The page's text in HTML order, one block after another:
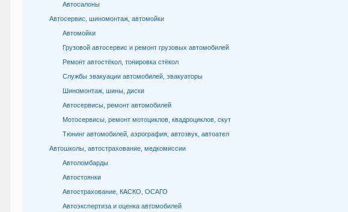
Автосалоны
Автосервис, шиномонтаж, автомойки
Автомойки
Грузовой автосервис и ремонт грузовых автомобилей
Ремонт автостёкол, тонировка стёкол
Службы эвакуации автомобилей, эвакуаторы
Шиномонтаж, шины, диски
Автосервисы, ремонт автомобилей
Мотосервисы, ремонт мотоциклов, квадроциклов, скут
Тюнинг автомобилей, аэрография, автозвук, автоател
Автошколы, автострахование, медкомиссии
Автоломбарды
Автостоянки
Автострахование, КАСКО, ОСАГО
Автоэкспертиза и оценка автомобилей